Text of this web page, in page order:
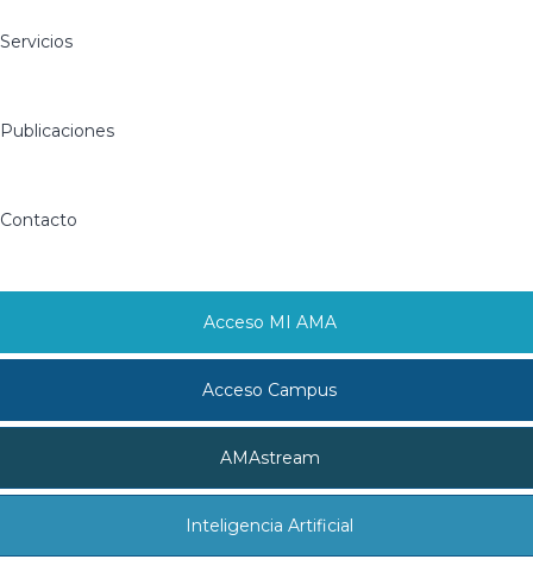
Servicios
Publicaciones
Contacto
Acceso MI AMA
Acceso Campus
AMAstream
Inteligencia Artificial